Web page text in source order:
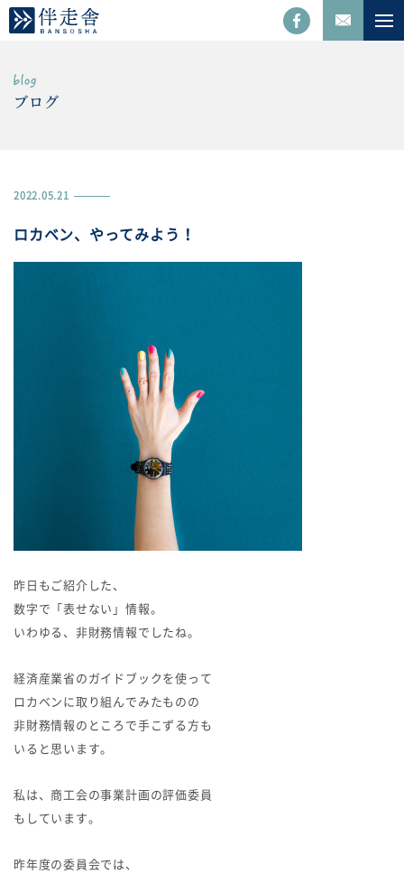
ブログ
2022.05.21
ロカベン、やってみよう！
昨日もご紹介した、
数字で「表せない」情報。
いわゆる、非財務情報でしたね。
経済産業省のガイドブックを使って
ロカベンに取り組んでみたものの
非財務情報のところで手こずる方も
いると思います。
私は、商工会の事業計画の評価委員
もしています。
昨年度の委員会では、